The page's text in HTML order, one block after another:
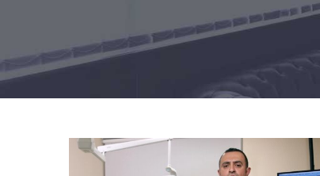
You are here: